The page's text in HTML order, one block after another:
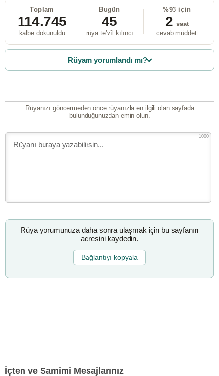
Toplam
114.745
kalbe dokunuldu
Bugün
45
rüya te’vîl kılındı
%93 için
2 saat
cevab müddeti
Rüyam yorumlandı mı?
Rüyanızı göndermeden önce rüyanızla en ilgili olan sayfada
bulunduğunuzdan emin olun.
1000
Rüya yorumunuza daha sonra ulaşmak için bu sayfanın
adresini kaydedin.
Bağlantıyı kopyala
İçten ve Samimi Mesajlarınız